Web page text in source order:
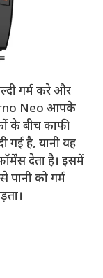
गर्म करे और
Neo आपके
के बीच काफी
गई है, यानी यह
देता है। इसमें
पानी को गर्म